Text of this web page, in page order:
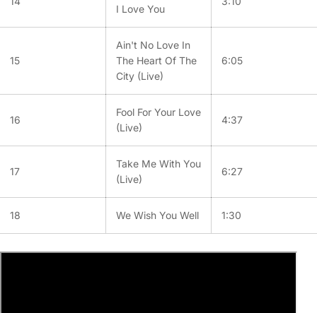
I Love You
15
Ain't No Love In
The Heart Of The
City (Live)
6:05
16
Fool For Your Love
(Live)
4:37
17
Take Me With You
(Live)
6:27
18 We Wish You Well 1:30